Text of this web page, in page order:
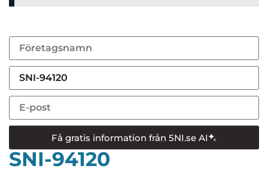
Få gratis information från 5NI.se AI
SNI-94120